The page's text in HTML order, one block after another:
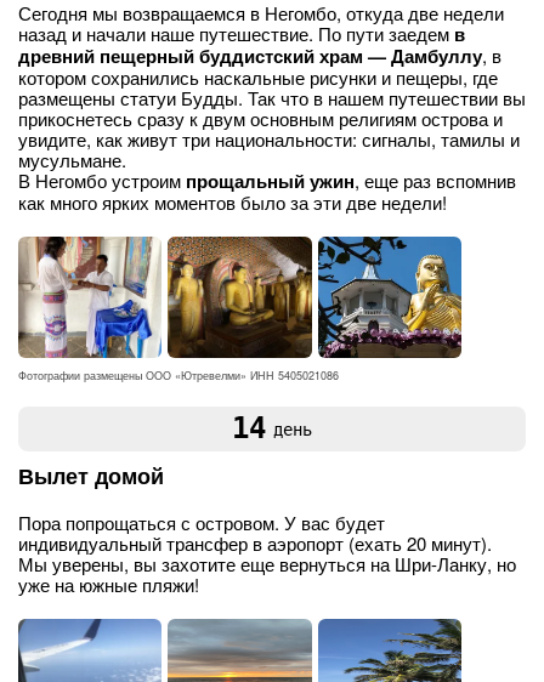
Сегодня мы возвращаемся в Негомбо, откуда две недели
назад и начали наше путешествие. По пути заедем в
древний пещерный буддистский храм — Дамбуллу, в
котором сохранились наскальные рисунки и пещеры, где
размещены статуи Будды. Так что в нашем путешествии вы
прикоснетесь сразу к двум основным религиям острова и
увидите, как живут три национальности: сигналы, тамилы и
мусульмане.
В Негомбо устроим прощальный ужин, еще раз вспомнив
как много ярких моментов было за эти две недели!
Фотографии размещены ООО «Ютревелми» ИНН 5405021086
14 день
Вылет домой
Пора попрощаться с островом. У вас будет
индивидуальный трансфер в аэропорт (ехать 20 минут).
Мы уверены, вы захотите еще вернуться на Шри-Ланку, но
уже на южные пляжи!